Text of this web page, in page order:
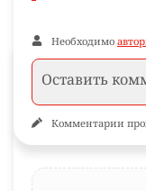
Необходимо
Комментарии